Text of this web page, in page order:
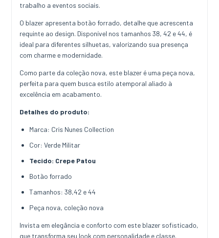
trabalho a eventos sociais.
O blazer apresenta botão forrado, detalhe que acrescenta
requinte ao design. Disponível nos tamanhos 38, 42 e 44, é
ideal para diferentes silhuetas, valorizando sua presença
com charme e modernidade.
Como parte da coleção nova, este blazer é uma peça nova,
perfeita para quem busca estilo atemporal aliado à
excelência em acabamento.
Detalhes do produto:
Marca: Cris Nunes Collection
Cor: Verde Militar
Tecido: Crepe Patou
Botão forrado
Tamanhos: 38,42 e 44
Peça nova, coleção nova
Invista em elegância e conforto com este blazer sofisticado,
que transforma seu look com personalidade e classe.